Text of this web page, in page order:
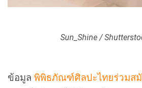
Sun_Shine /
ข้อมูล พิพิธภัณฑ์ศิลปะไทยร่วมสมั